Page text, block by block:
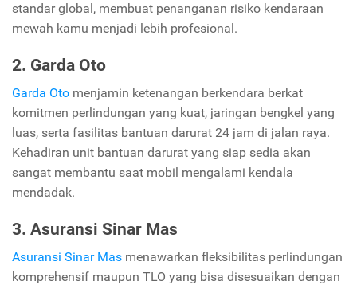
standar global, membuat penanganan risiko kendaraan
mewah kamu menjadi lebih profesional.
2. Garda Oto
Garda Oto menjamin ketenangan berkendara berkat
komitmen perlindungan yang kuat, jaringan bengkel yang
luas, serta fasilitas bantuan darurat 24 jam di jalan raya.
Kehadiran unit bantuan darurat yang siap sedia akan
sangat membantu saat mobil mengalami kendala
mendadak.
3. Asuransi Sinar Mas
Asuransi Sinar Mas menawarkan fleksibilitas perlindungan
komprehensif maupun TLO yang bisa disesuaikan dengan